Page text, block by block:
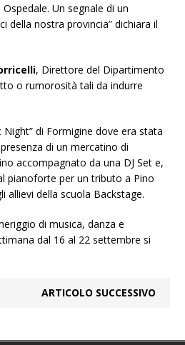
Un segnale di un
della nostra provincia” dichiara il
, Direttore del Dipartimento
o rumorosità tali da indurre
di Formigine dove era stata
di un mercatino di
accompagnato da una DJ Set e,
pianoforte per un tributo a Pino
allievi della scuola Backstage.
di musica, danza e
dal 16 al 22 settembre si
ARTICOLO SUCCESSIVO